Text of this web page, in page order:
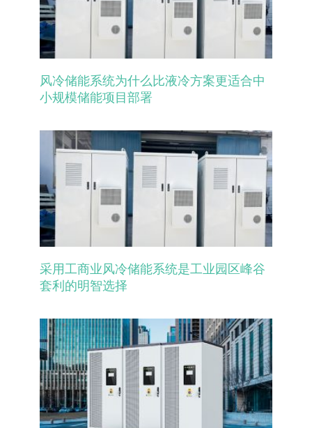
风冷储能系统为什么比液冷方案更适合中
小规模储能项目部署
采用工商业风冷储能系统是工业园区峰谷
套利的明智选择